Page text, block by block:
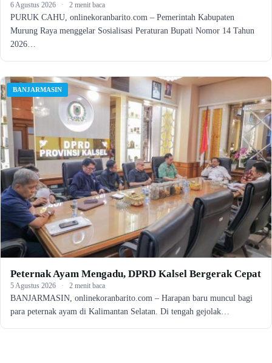
6 Agustus 2026 · 2 menit baca
PURUK CAHU, onlinekoranbarito.com – Pemerintah Kabupaten
Murung Raya menggelar Sosialisasi Peraturan Bupati Nomor 14 Tahun
2026…
BANJARMASIN
Peternak Ayam Mengadu, DPRD Kalsel Bergerak Cepat
5 Agustus 2026 · 2 menit baca
BANJARMASIN, onlinekoranbarito.com – Harapan baru muncul bagi
para peternak ayam di Kalimantan Selatan. Di tengah gejolak…